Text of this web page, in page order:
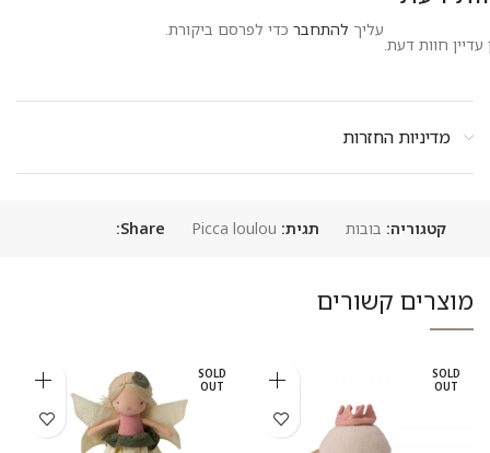
עדיין חוות דעת.
עליך להתחבר כדי לפרסם ביקורת.
מדיניות החזרות
קטגוריה: בובות תגית: Picca loulou
Share:
מוצרים קשורים
SOLD
OUT
SOLD
OUT